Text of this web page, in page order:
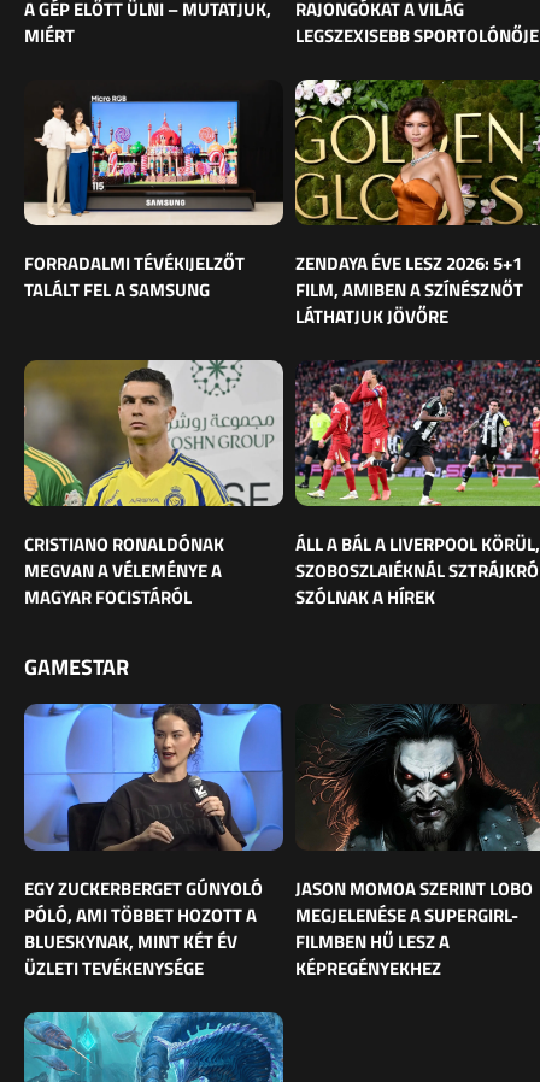
A GÉP ELŐTT ÜLNI – MUTATJUK,
MIÉRT
RAJONGÓKAT A VILÁG
LEGSZEXISEBB SPORTOLÓNŐJE
FORRADALMI TÉVÉKIJELZŐT
TALÁLT FEL A SAMSUNG
ZENDAYA ÉVE LESZ 2026: 5+1
FILM, AMIBEN A SZÍNÉSZNŐT
LÁTHATJUK JÖVŐRE
CRISTIANO RONALDÓNAK
MEGVAN A VÉLEMÉNYE A
MAGYAR FOCISTÁRÓL
ÁLL A BÁL A LIVERPOOL KÖRÜL,
SZOBOSZLAIÉKNÁL
SZÓLNAK A HÍREK
GAMESTAR
EGY ZUCKERBERGET GÚNYOLÓ
PÓLÓ, AMI TÖBBET HOZOTT A
BLUESKYNAK, MINT KÉT ÉV
ÜZLETI TEVÉKENYSÉGE
JASON MOMOA SZERINT LOBO
MEGJELENÉSE A SUPERGIRL-
FILMBEN HŰ LESZ A
KÉPREGÉNYEKHEZ